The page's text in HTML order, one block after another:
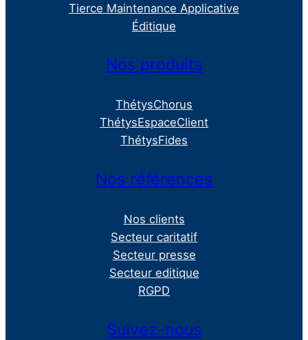
Tierce Maintenance Applicative
Éditique
Nos produits
ThétysChorus
ThétysEspaceClient
ThétysFides
Nos références
Nos clients
Secteur caritatif
Secteur presse
Secteur editique
RGPD
Suivez-nous